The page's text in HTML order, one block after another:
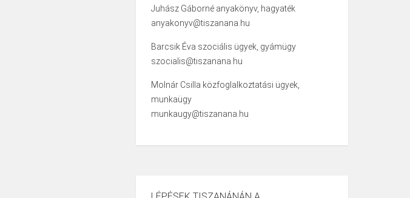
Juhász Gáborné anyakönyv, hagyaték
anyakonyv@tiszanana.hu
Barcsik Éva szociális ügyek, gyámügy
szocialis@tiszanana.hu
Molnár Csilla közfoglalkoztatási ügyek,
munkaügy
munkaugy@tiszanana.hu